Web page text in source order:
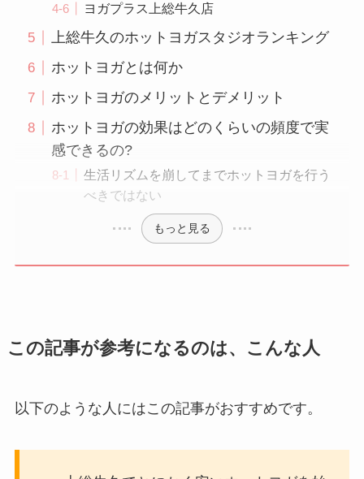
ヨガプラス上総牛久店
上総牛久のホットヨガスタジオランキング
ホットヨガとは何か
ホットヨガのメリットとデメリット
ホットヨガの効果はどのくらいの頻度で実
感できるの?
生活リズムを崩してまでホットヨガを行う
べきではない
もっと見る
この記事が参考になるのは、こんな人
以下のような人にはこの記事がおすすめです。